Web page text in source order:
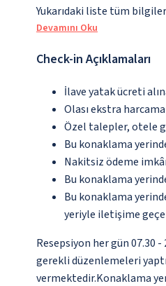
Yukarıdaki liste tüm
Devamını Oku
Check-in Açıklamaları
İlave yatak ücreti
Olası ekstra
Özel talepler, otele
Bu konaklama
Nakitsiz ödeme
Bu konaklama
Bu konaklama
yeriyle iletişime
Resepsiyon her gün 07.30
gerekli düzenlemeleri
vermektedir.Konaklama